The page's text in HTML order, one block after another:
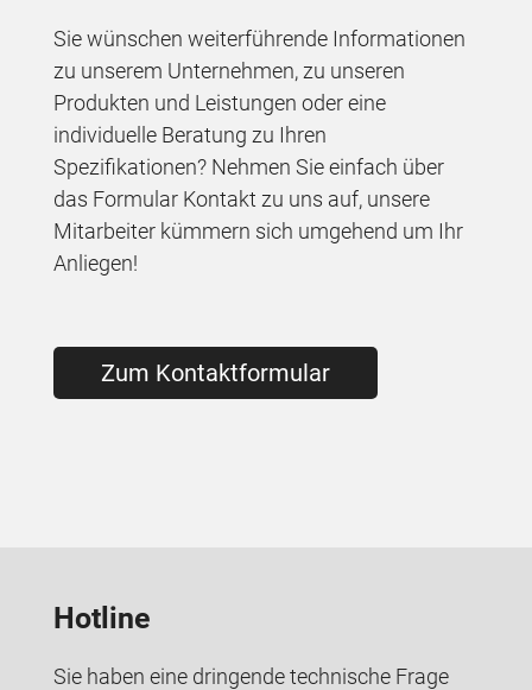
Sie wünschen weiterführende Informationen
zu unserem Unternehmen, zu unseren
Produkten und Leistungen oder eine
individuelle Beratung zu Ihren
Spezifikationen? Nehmen Sie einfach über
das Formular Kontakt zu uns auf, unsere
Mitarbeiter kümmern sich umgehend um Ihr
Anliegen!
Zum Kontaktformular
Hotline
Sie haben eine dringende technische Frage